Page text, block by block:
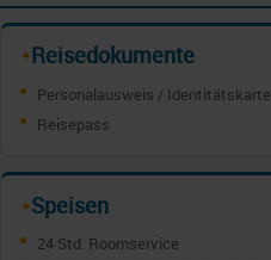
✦Reisedokumente
Personalausweis / Identitätskarte
Reisepass
✦Speisen
24 Std. Roomservice